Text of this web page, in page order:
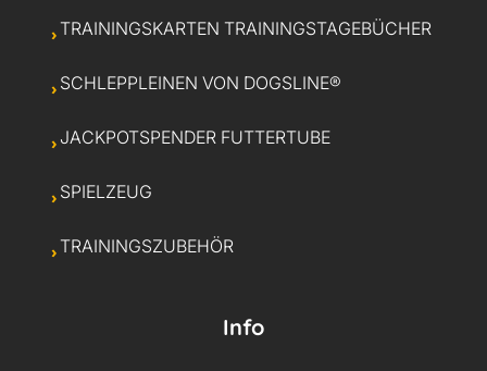
TRAININGSKARTEN TRAININGSTAGEBÜCHER
SCHLEPPLEINEN VON DOGSLINE®
JACKPOTSPENDER FUTTERTUBE
SPIELZEUG
TRAININGSZUBEHÖR
Info